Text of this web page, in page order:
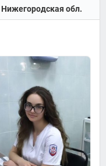
Нижегородская обл.